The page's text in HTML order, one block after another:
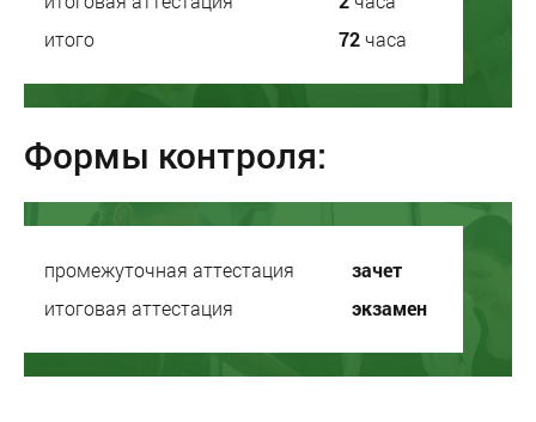
итого
72часа
Формы контроля:
промежуточная аттестация
зачет
итоговая аттестация
экзамен